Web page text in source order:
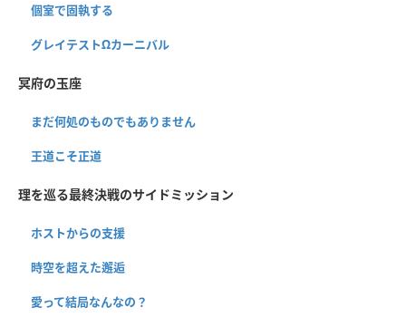
個室で固執する
グレイテストΩカーニバル
冥府の玉座
まだ何処のものでもありません
王道こそ正道
理を巡る最終決戦のサイドミッション
ホストからの支援
時空を超えた邂逅
愛って結局なんなの？